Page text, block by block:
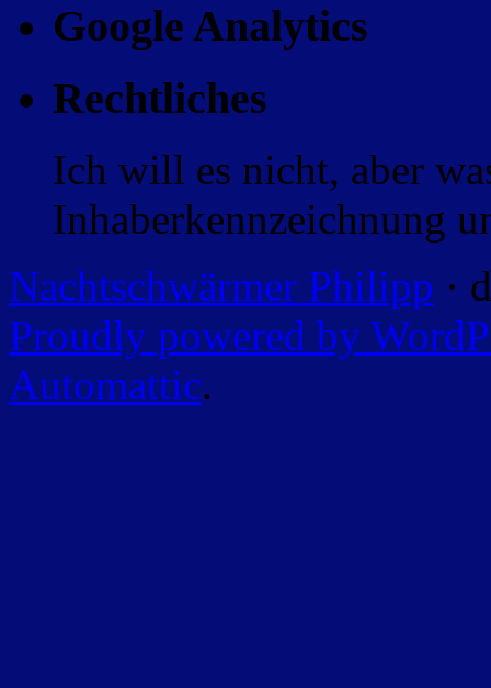
Google Analytics
Rechtliches
Ich will es nicht, aber
Inhaberkennzeichnung
Nachtschwärmer Philipp ·
Proudly powered by
Automattic.